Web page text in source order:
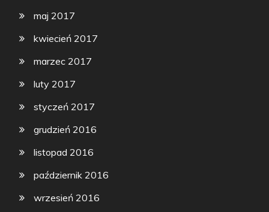
maj 2017
kwiecień 2017
marzec 2017
luty 2017
styczeń 2017
grudzień 2016
listopad 2016
październik 2016
wrzesień 2016